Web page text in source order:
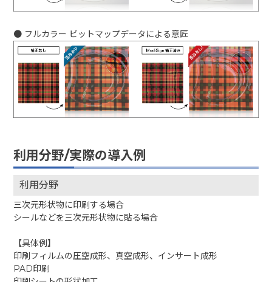
● フルカラー ビットマップデータによる意匠
利用分野/実際の導入例
利用分野
三次元形状物に印刷する場合
シールなどを三次元形状物に貼る場合
【具体例】
印刷フィルムの圧空成形、真空成形、インサート成形
PAD印刷